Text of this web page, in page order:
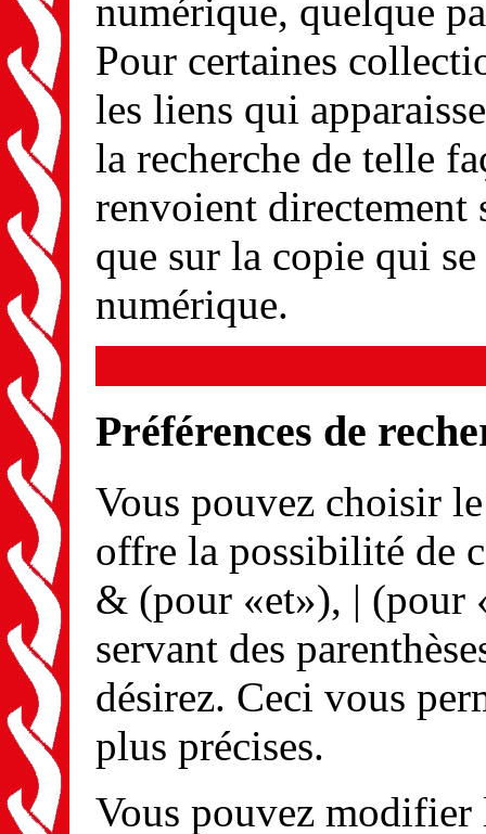
numérique, quelque
Pour certaines
les liens qui
la recherche de telle
renvoient
que sur la copie qui
numérique.
Préférences de
Vous pouvez choisir
offre la possibilité de
& (pour «et»), | (pour
servant des
désirez. Ceci vous
plus précises.
Vous pouvez modifier